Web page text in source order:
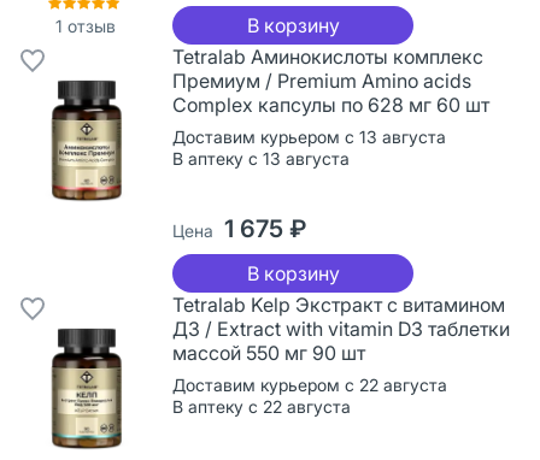
1 отзыв
В корзину
Tetralab Аминокислоты комплекс
Премиум / Premium Amino acids
Complex капсулы по 628 мг 60 шт
Доставим курьером с 13 августа
В аптеку с 13 августа
Цена 1 675 ₽
В корзину
Tetralab Kelp Экстракт с витамином
Д3 / Extract with vitamin D3 таблетки
массой 550 мг 90 шт
Доставим курьером с 22 августа
В аптеку с 22 августа